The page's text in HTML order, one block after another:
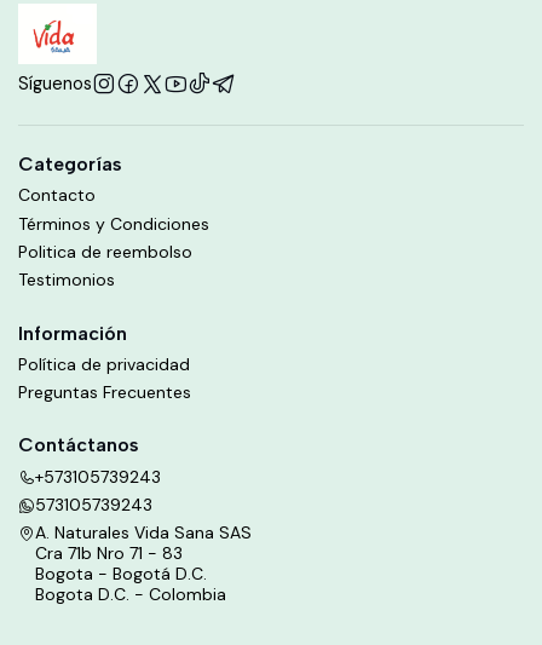
Síguenos
Categorías
Contacto
Términos y Condiciones
Politica de reembolso
Testimonios
Información
Política de privacidad
Preguntas Frecuentes
Contáctanos
+573105739243
573105739243
A. Naturales Vida Sana SAS
Cra 71b Nro 71 - 83
Bogota - Bogotá D.C.
Bogota D.C. - Colombia